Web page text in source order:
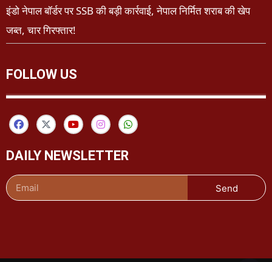
इंडो नेपाल बॉर्डर पर SSB की बड़ी कार्रवाई, नेपाल निर्मित शराब की खेप
जब्त, चार गिरफ्तार!
FOLLOW US
DAILY NEWSLETTER
Send